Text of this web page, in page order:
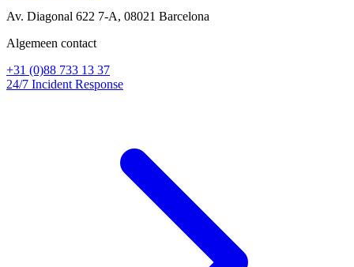
Av. Diagonal 622 7-A, 08021 Barcelona
Algemeen contact
+31 (0)88 733 13 37
24/7 Incident Response